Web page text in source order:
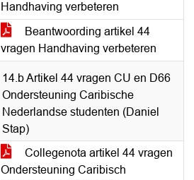
Handhaving verbeteren
Beantwoording artikel 44
vragen Handhaving verbeteren
14.b Artikel 44 vragen CU en D66
Ondersteuning Caribische
Nederlandse studenten (Daniel
Stap)
Collegenota artikel 44 vragen
Ondersteuning Caribisch